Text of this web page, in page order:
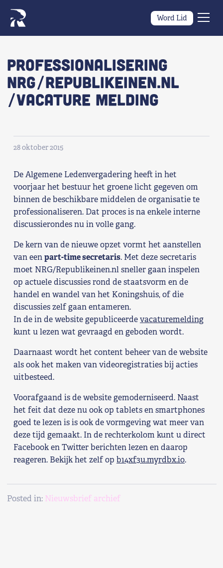
Word Lid
Zoeken
naar:Wat we willen
Wat we doen
Nieuws
Agenda
Shop
Contact
Voor leden
Word Lid
Professionalisering
NRG/Republikeinen.nl
/Vacature melding
28 oktober 2015
De Algemene Ledenvergadering heeft in het
voorjaar het bestuur het groene licht gegeven om
binnen de beschikbare middelen de organisatie te
professionaliseren. Dat proces is na enkele interne
discussierondes nu in volle gang.
De kern van de nieuwe opzet vormt het aanstellen
van eenpart-time secretaris. Met deze secretaris
moet NRG/Republikeinen.nl sneller gaan inspelen
op actuele discussies rond de staatsvorm en de
handel en wandel van het Koningshuis, of die
discussies zelf gaan entameren.
In de in de website gepubliceerdevacaturemelding
kunt u lezen wat gevraagd en geboden wordt.
Daarnaast wordt het content beheer van de website
als ook het maken van videoregistraties bij acties
uitbesteed.
Voorafgaand is de website gemoderniseerd. Naast
het feit dat deze nu ook op tablets en smartphones
goed te lezen is is ook de vormgeving wat meer van
deze tijd gemaakt. In de rechterkolom kunt u direct
Facebook en Twitter berichten lezen en daarop
reageren. Bekijk het zelf op b14xf3u.myrdbx.io.
Posted in: Nieuwsbrief archief